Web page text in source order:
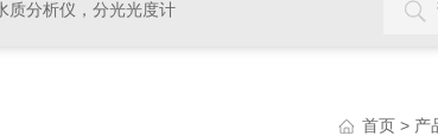
质分析仪，分光光度计
首页 > 产